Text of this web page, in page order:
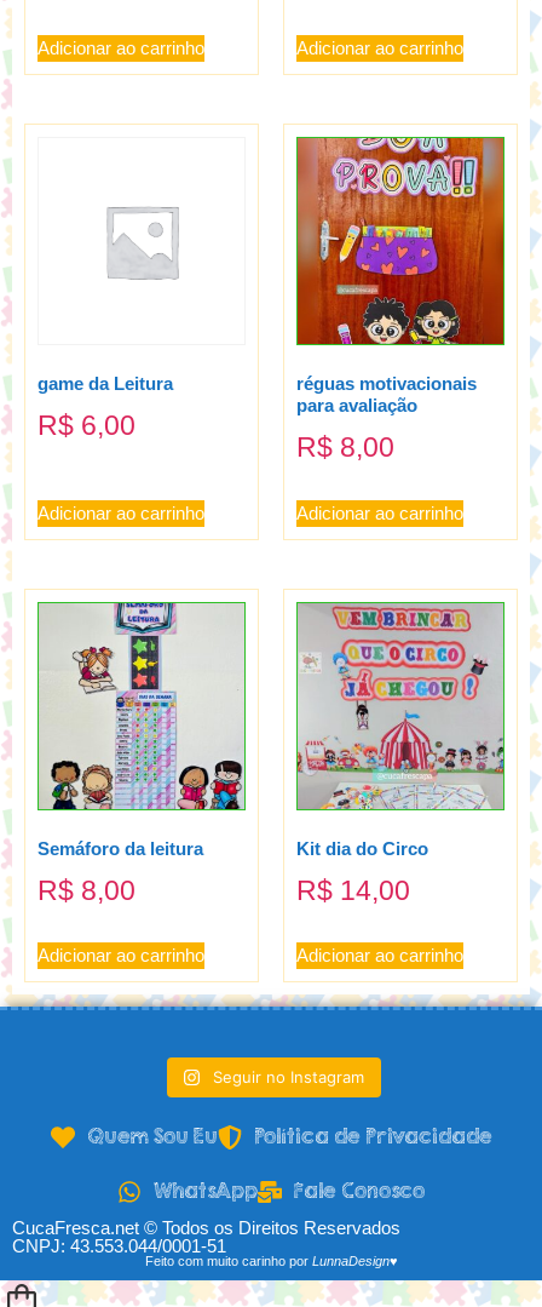
Adicionar ao carrinho Adicionar ao carrinho
game da Leitura
R$ 6,00
Adicionar ao carrinho
réguas motivacionais
para avaliação
R$ 8,00
Adicionar ao carrinho
Semáforo da leitura
R$ 8,00
Adicionar ao carrinho
Kit dia do Circo
R$ 14,00
Adicionar ao carrinho
Seguir no Instagram
Quem Sou Eu Política de Privacidade
WhatsApp Fale Conosco
CucaFresca.net © Todos os Direitos Reservados
CNPJ: 43.553.044/0001-51
Feito com muito carinho por LunnaDesign♥